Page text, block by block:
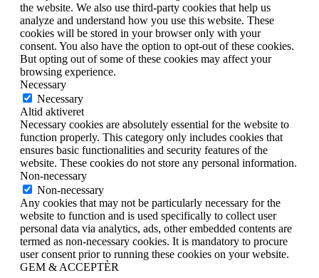
the website. We also use third-party cookies that help us
analyze and understand how you use this website. These
cookies will be stored in your browser only with your
consent. You also have the option to opt-out of these cookies.
But opting out of some of these cookies may affect your
browsing experience.
Necessary
Necessary
Altid aktiveret
Necessary cookies are absolutely essential for the website to
function properly. This category only includes cookies that
ensures basic functionalities and security features of the
website. These cookies do not store any personal information.
Non-necessary
Non-necessary
Any cookies that may not be particularly necessary for the
website to function and is used specifically to collect user
personal data via analytics, ads, other embedded contents are
termed as non-necessary cookies. It is mandatory to procure
user consent prior to running these cookies on your website.
GEM & ACCEPTÈR